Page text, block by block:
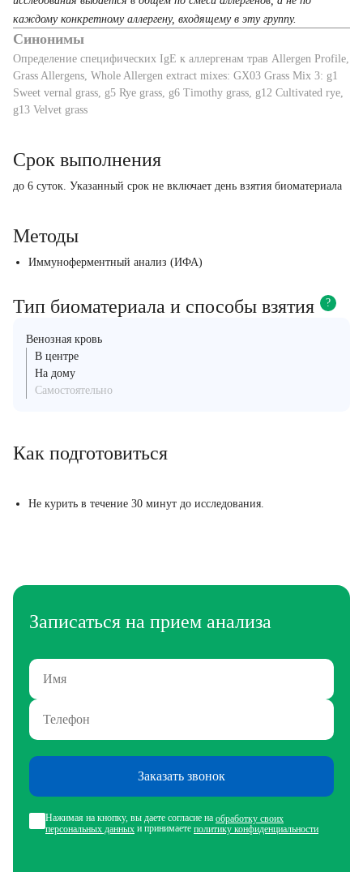
каждому конкретному аллергену, входящему в эту группу.
Синонимы
Определение специфических IgE к аллергенам трав Allergen Profile,
Grass Allergens, Whole Allergen extract mixes: GX03 Grass Mix 3: g1
Sweet vernal grass, g5 Rye grass, g6 Timothy grass, g12 Cultivated rye,
g13 Velvet grass
Срок выполнения
до 6 суток. Указанный срок не включает день взятия биоматериала
Методы
Иммуноферментный анализ (ИФА)
Тип биоматериала и способы взятия ?
Венозная кровь
В центре
На дому
Самостоятельно
Как подготовиться
Не курить в течение 30 минут до исследования.
Записаться на прием анализа
Заказать звонок
Нажимая на кнопку, вы даете согласие на обработку своих
персональных данных и принимаете политику конфиденциальности